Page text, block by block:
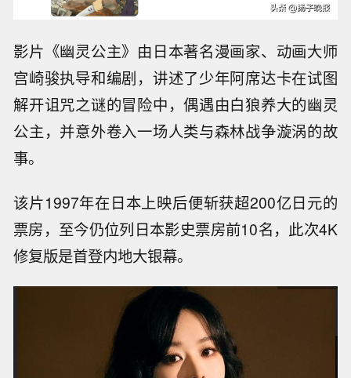
影片《幽灵公主》由日本著名漫画家、动画大师
宫崎骏执导和编剧，讲述了少年阿席达卡在试图
解开诅咒之谜的冒险中，偶遇由白狼养大的幽灵
公主，并意外卷入一场人类与森林战争漩涡的故
事。
该片1997年在日本上映后便斩获超200亿日元的
票房，至今仍位列日本影史票房前10名，此次4K
修复版是首登内地大银幕。